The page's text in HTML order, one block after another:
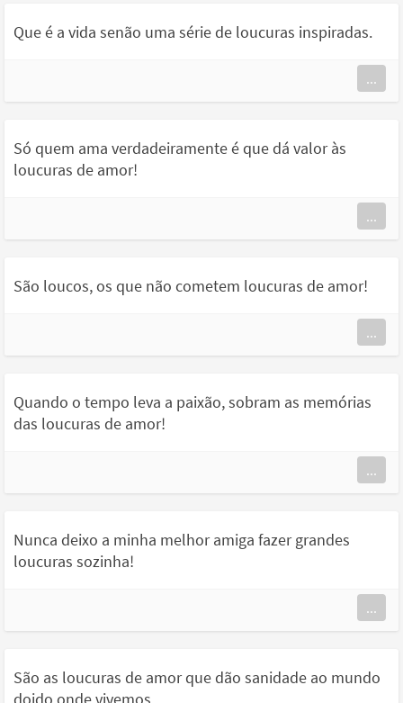
Que é a vida senão uma série de loucuras inspiradas.
...
Só quem ama verdadeiramente é que dá valor às
loucuras de amor!
...
São loucos, os que não cometem loucuras de amor!
...
Quando o tempo leva a paixão, sobram as memórias
das loucuras de amor!
...
Nunca deixo a minha melhor amiga fazer grandes
loucuras sozinha!
...
São as loucuras de amor que dão sanidade ao mundo